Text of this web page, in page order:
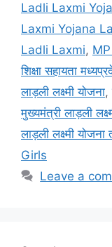
Ladli Laxmi
Laxmi Yojana
Ladli Laxmi,
शिक्षा सहायता
लाड़ली लक्ष्मी योजना,
मुख्यमंत्री लाड़ली
लाड़ली लक्ष्मी योजना
Girls
Leave a